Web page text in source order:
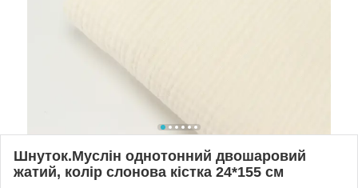
Шнуток.Муслін однотонний двошаровий
жатий, колір слонова кістка 24*155 см